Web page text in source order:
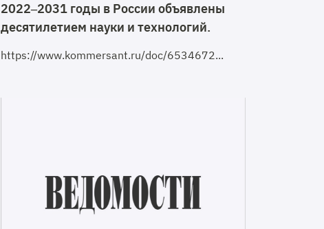
2022–2031 годы в России объявлены
десятилетием науки и технологий.
https://www.kommersant.ru/doc/6534672...